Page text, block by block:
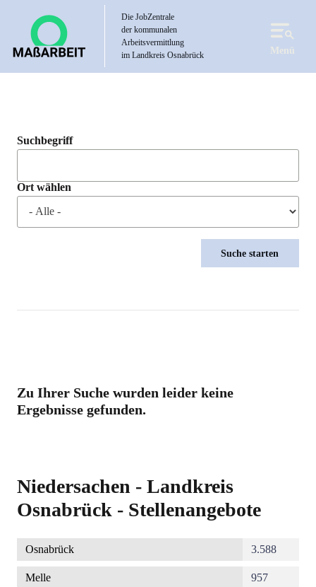
Die JobZentrale
der kommunalen
Arbeitsvermittlung
im Landkreis Osnabrück
Menü
Suchbegriff
Ort wählen
Zu Ihrer Suche wurden leider keine
Ergebnisse gefunden.
Niedersachen - Landkreis
Osnabrück - Stellenangebote
Osnabrück 3.588
Melle 957